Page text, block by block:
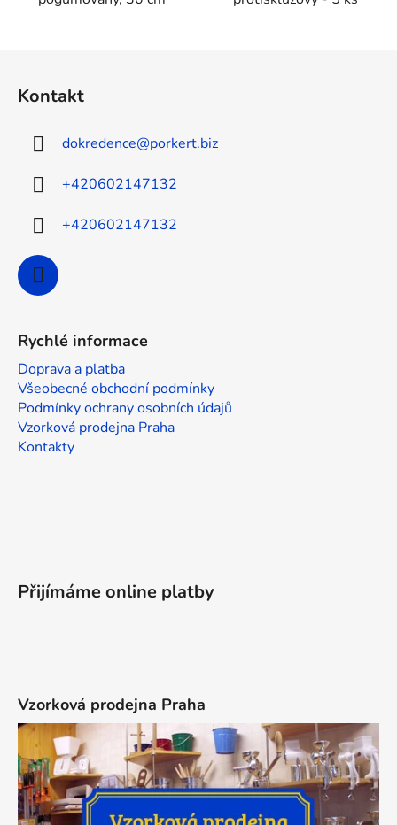
Kontakt
dokredence@porkert.biz
+420602147132
+420602147132
Rychlé informace
Doprava a platba
Všeobecné obchodní podmínky
Podmínky ochrany osobních údajů
Vzorková prodejna Praha
Kontakty
Přijímáme online platby
Vzorková prodejna Praha